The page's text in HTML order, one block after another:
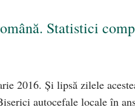
Statistici
2016. Și lipsă zilele
autocefale locale în